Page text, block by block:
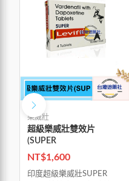
樂威壯
超級樂威壯雙效片
(SUPER
NT$1,600
印度超級樂威壯SUPER